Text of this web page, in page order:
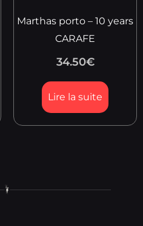
Marthas porto – 10 years
CARAFE
34.50€
Lire la suite